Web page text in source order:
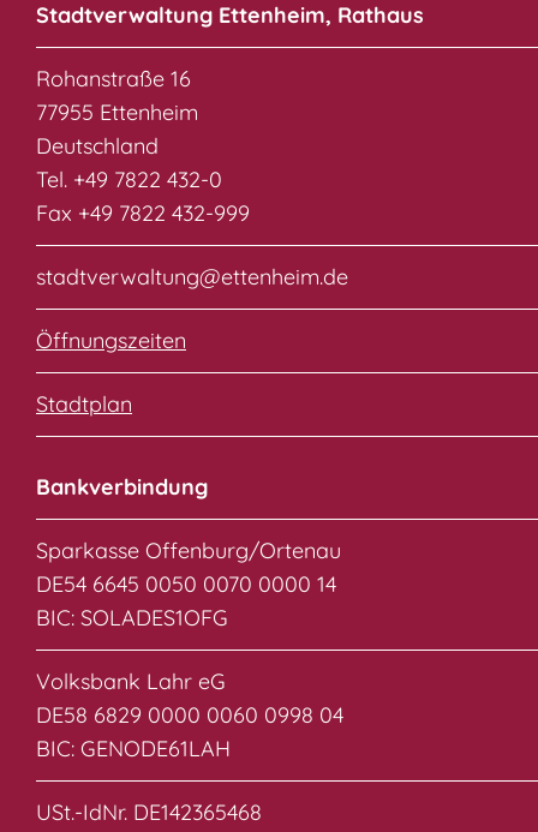
Stadtverwaltung Ettenheim, Rathaus
Rohanstraße 16
77955 Ettenheim
Deutschland
Tel. +49 7822 432-0
Fax +49 7822 432-999
stadtverwaltung@ettenheim.de
Öffnungszeiten
Stadtplan
Bankverbindung
Sparkasse Offenburg/Ortenau
DE54 6645 0050 0070 0000 14
BIC: SOLADES1OFG
Volksbank Lahr eG
DE58 6829 0000 0060 0998 04
BIC: GENODE61LAH
USt.-IdNr. DE142365468